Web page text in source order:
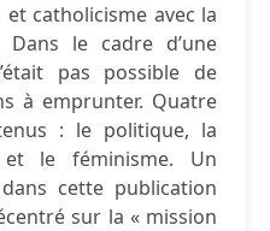
catholicisme avec la
le cadre d’une
pas possible de
à emprunter. Quatre
: le politique, la
le féminisme. Un
cette publication
sur la « mission